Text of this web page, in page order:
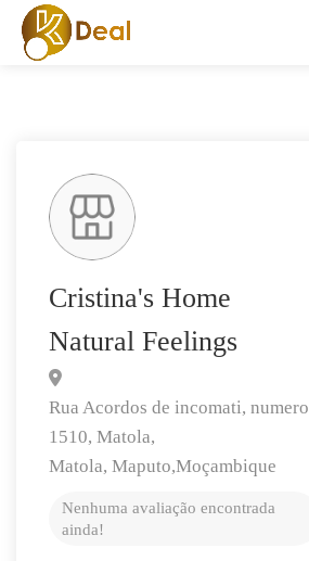
Procura
Cristina's Home
Natural Feelings
Rua Acordos de incomati, numero
1510, Matola,
Matola, Maputo,Moçambique
Nenhuma avaliação encontrada
ainda!